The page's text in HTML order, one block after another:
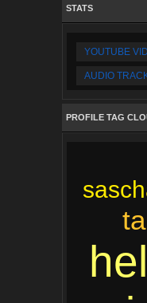
STATS
YOUTUBE
AUDIO
PROFILE TAG